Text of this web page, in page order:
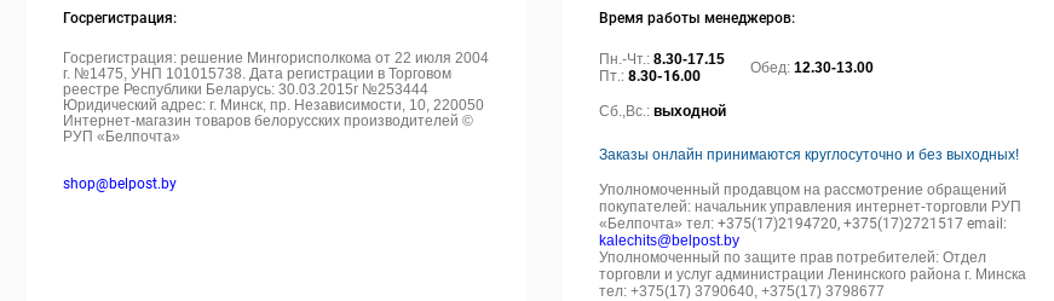
Госрегистрация:
Госрегистрация: решение Мингорисполкома от 22 июля 2004
г. №1475, УНП 101015738. Дата регистрации в Торговом
реестре Республики Беларусь: 30.03.2015г №253444
Юридический адрес: г. Минск, пр. Независимости, 10, 220050
Интернет-магазин товаров белорусских производителей ©
РУП «Белпочта»
shop@belpost.by
Время работы менеджеров:
Пн.-Чт.:8.30-17.15
Пт.:8.30-16.00 Обед:12.30-13.00
Сб.,Вс.:выходной
Заказы онлайн принимаются круглосуточно и без выходных!
Уполномоченный продавцом на рассмотрение обращений
покупателей: начальник управления интернет-торговли РУП
«Белпочта» тел:+375(17)2194720, +375(17)2721517 email:
kalechits@belpost.by
Уполномоченный по защите прав потребителей: Отдел
торговли и услуг администрации Ленинского района г. Минска
тел: +375(17) 3790640, +375(17) 3798677